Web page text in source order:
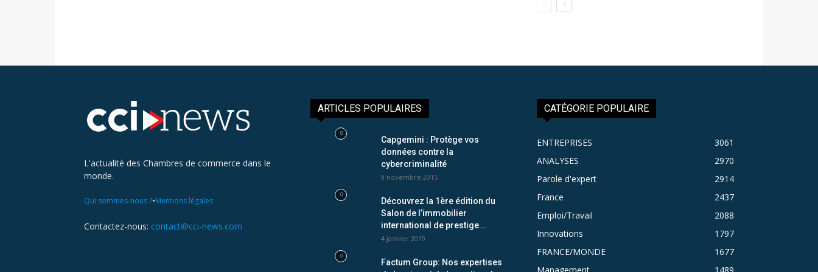
L'actualité des Chambres de commerce dans le
monde.
Qui sommes-nous ?•Mentions légales
Contactez-nous: contact@cci-news.com
ARTICLES POPULAIRES
Capgemini : Protège vos
données contre la
cybercriminalité
9 novembre 2015
Découvrez la 1ère édition du
Salon de l’immobilier
international de prestige...
4 janvier 2019
Factum Group: Nos expertises
CATÉGORIE POPULAIRE
ENTREPRISES
3061
ANALYSES
2970
Parole d'expert
2914
France
2437
Emploi/Travail
2088
Innovations
1797
FRANCE/MONDE
1677